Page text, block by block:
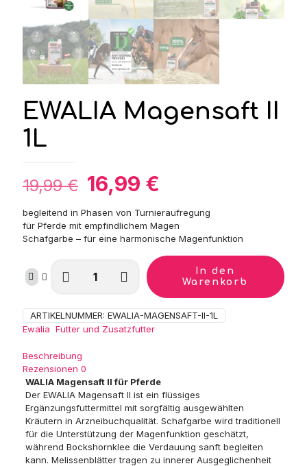
EWALIA Magensaft II
1L
19,99€ Ursprünglicher
Preis
war:
19,99 €
16,99 €
Preis
ist:
16,99 €.
begleitend in Phasen von Turnieraufregung
für Pferde mit empfindlichem Magen
Schafgarbe – für eine harmonische Magenfunktion
Magensaft
Menge
In den
Warenkorb
ARTIKELNUMMER: EWALIA-MAGENSAFT-II-1L
Ewalia Futter und Zusatzfutter
Beschreibung
Rezensionen 0
WALIA Magensaft II für Pferde
Der EWALIA Magensaft II ist ein flüssiges
Ergänzungsfuttermittel mit sorgfältig ausgewählten
Kräutern in Arzneibuchqualität. Schafgarbe wird traditionell
für die Unterstützung der Magenfunktion geschätzt,
während Bockshornklee die Verdauung sanft begleiten
kann. Melissenblätter tragen zu innerer Ausgeglichenheit